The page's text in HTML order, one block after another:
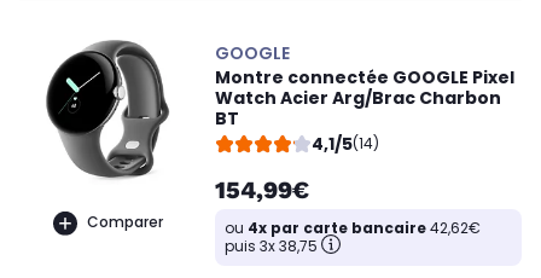
Comparer
GOOGLE
Montre connectée GOOGLE Pixel
Watch Acier Arg/Brac Charbon
BT
4,1/5(14)
154,99€
ou 4x par carte bancaire42,62€
puis 3x 38,75